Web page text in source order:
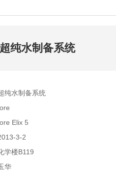
超纯水制备系统
纯水制备系统
Elix 5
3-2
学楼B119
华